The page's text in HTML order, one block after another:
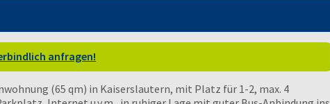
anfragen!
(65 qm) in Kaiserslautern, mit Platz für 1-2, max. 4